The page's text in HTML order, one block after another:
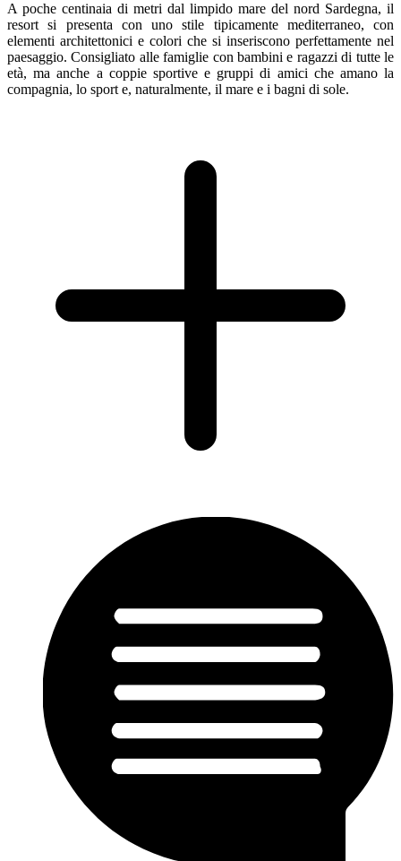
A poche centinaia di metri dal limpido mare del nord Sardegna, il
resort si presenta con uno stile tipicamente mediterraneo, con
elementi architettonici e colori che si inseriscono perfettamente nel
paesaggio. Consigliato alle famiglie con bambini e ragazzi di tutte le
età, ma anche a coppie sportive e gruppi di amici che amano la
compagnia, lo sport e, naturalmente, il mare e i bagni di sole.